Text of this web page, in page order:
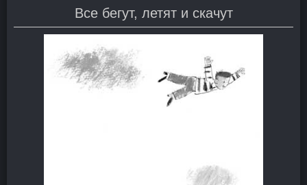
Все бегут, летят и скачут